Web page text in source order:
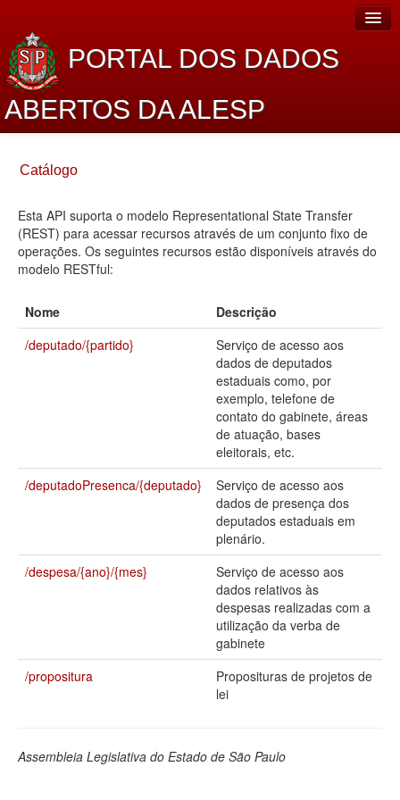
PORTAL DOS DADOS
ABERTOS DA ALESP
Sobre o projeto
Dados Abertos Alesp
Lei de Acesso à Informação
Planejamento
Catálogo de dados
Legislação
Perguntas frequentes
Catálogo
Esta API suporta o modelo Representational State Transfer
(REST) para acessar recursos através de um conjunto fixo de
operações. Os seguintes recursos estão disponíveis através do
modelo RESTful:
Nome
Descrição
/deputado/{partido}
Serviço de acesso aos
dados de deputados
estaduais como, por
exemplo, telefone de
contato do gabinete, áreas
de atuação, bases
eleitorais, etc.
/deputadoPresenca/{deputado}
Serviço de acesso aos
dados de presença dos
deputados estaduais em
plenário.
/despesa/{ano}/{mes}
Serviço de acesso aos
dados relativos às
despesas realizadas com a
utilização da verba de
gabinete
/propositura
Proposituras de projetos de
lei
Assembleia Legislativa do Estado de São Paulo